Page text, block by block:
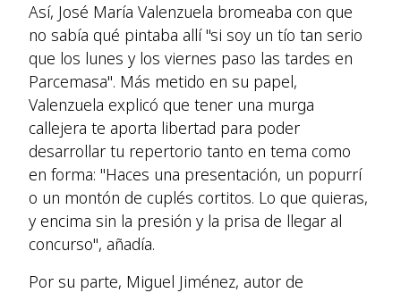
Así, José María Valenzuela bromeaba con que
no sabía qué pintaba allí "si soy un tío tan serio
que los lunes y los viernes paso las tardes en
Parcemasa". Más metido en su papel,
Valenzuela explicó que tener una murga
callejera te aporta libertad para poder
desarrollar tu repertorio tanto en tema como
en forma: "Haces una presentación, un popurrí
o un montón de cuplés cortitos. Lo que quieras,
y encima sin la presión y la prisa de llegar al
concurso", añadía.
Por su parte, Miguel Jiménez, autor de